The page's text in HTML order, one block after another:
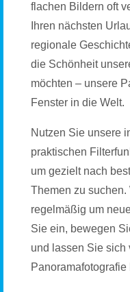
flachen Bildern oft
Ihren nächsten
regionale
die Schönheit
möchten – unsere
Fenster in die Welt.
Nutzen Sie unsere
praktischen
um gezielt nach
Themen zu
regelmäßig um
Sie ein, bewegen
und lassen Sie sich
Panoramafotografie